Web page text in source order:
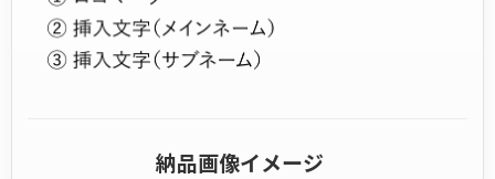
納品画像イメージ